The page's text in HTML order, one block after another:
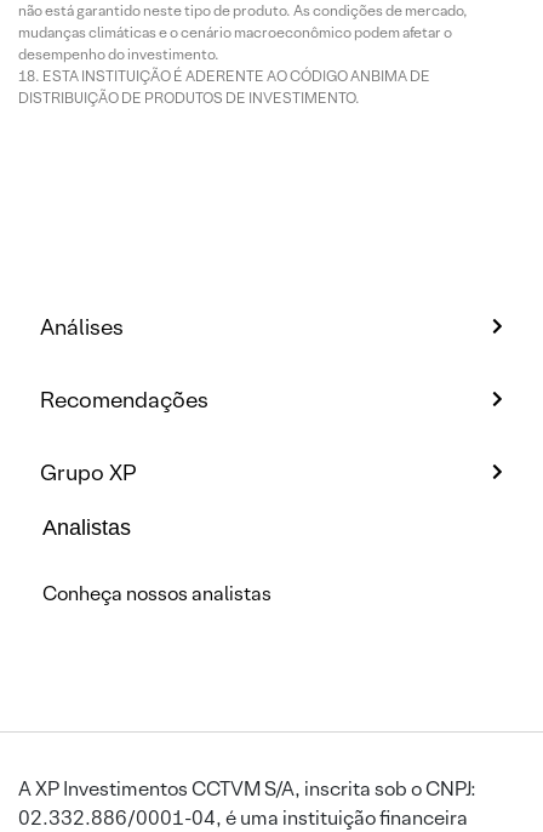
não está garantido neste tipo de produto. As condições de mercado,
mudanças climáticas e o cenário macroeconômico podem afetar o
desempenho do investimento.
ESTA INSTITUIÇÃO É ADERENTE AO CÓDIGO ANBIMA DE
DISTRIBUIÇÃO DE PRODUTOS DE INVESTIMENTO.
Análises
Recomendações
Grupo XP
Analistas
Conheça nossos analistas
A XP Investimentos CCTVM S/A, inscrita sob o CNPJ:
02.332.886/0001-04, é uma instituição financeira